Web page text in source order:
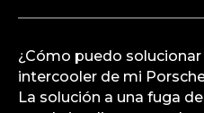
¿Cómo puedo
intercooler de mi
La solución a una fuga